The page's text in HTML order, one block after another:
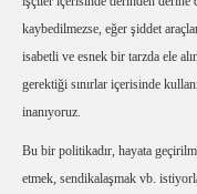
kaybedilmezse, eğer şiddet
isabetli ve esnek bir tarzda ele
gerektiği sınırlar içerisinde
inanıyoruz.
Bu bir politikadır, hayata
etmek, sendikalaşmak vb.